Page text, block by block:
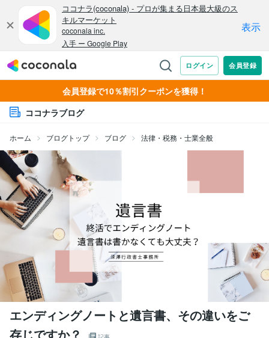
会員登録で10％割引クーポンを獲得！
ココナラブログ
ホーム ブログトップ ブログ 法律・税務・士業全般
エンディングノートと遺言書、その違いをご
存じですか？